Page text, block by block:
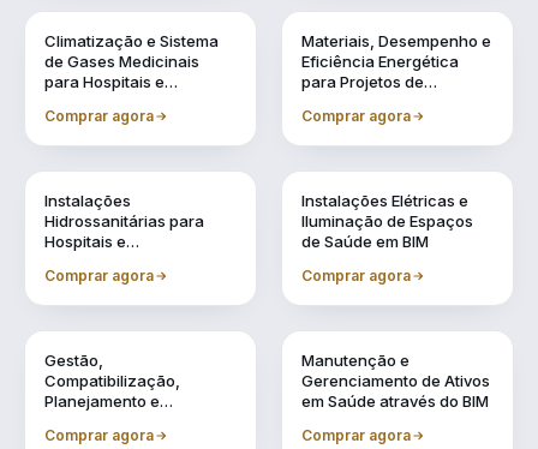
Climatização e Sistema
de Gases Medicinais
para Hospitais e
Saúde em BIM
Comprar agora
Materiais, Desempenho e
Eficiência Energética
para Projetos de
Saúde
Comprar agora
Instalações
Hidrossanitárias para
Hospitais e
Saúde em BIM
Comprar agora
Instalações Elétricas e
Iluminação de Espaços
de Saúde em BIM
Comprar agora
Gestão,
Compatibilização,
Planejamento e
Comprar agora
Manutenção e
Gerenciamento de Ativos
em Saúde através do BIM
Comprar agora